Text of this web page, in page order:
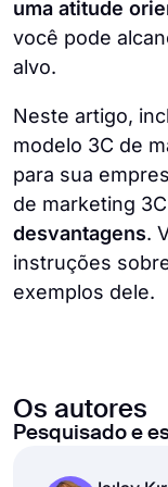
as potenciais
sistema
uma atitude
você pode
alvo.
Neste artigo,
modelo 3C de
para sua
de marketing
desvantagens.
instruções
exemplos dele.
Os autores
Pesquisado e